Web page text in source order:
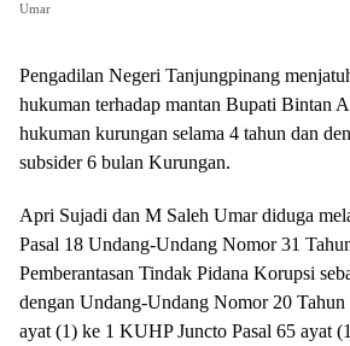
Umar
Pengadilan Negeri Tanjungpinang
hukuman terhadap mantan Bupati Bintan
hukuman kurungan selama 4 tahun dan
subsider 6 bulan Kurungan.
Apri Sujadi dan M Saleh Umar diduga
Pasal 18 Undang-Undang Nomor 31
Pemberantasan Tindak Pidana Korupsi
dengan Undang-Undang Nomor 20 Tahun
ayat (1) ke 1 KUHP Juncto Pasal 65 ayat